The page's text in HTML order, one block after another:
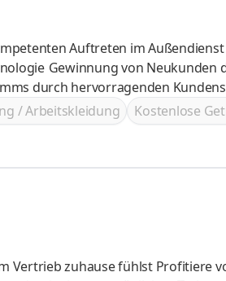
Auftreten im Außendienst
durch
des Kundenstamms durch hervorragenden
/ Arbeitskleidung Kostenlose